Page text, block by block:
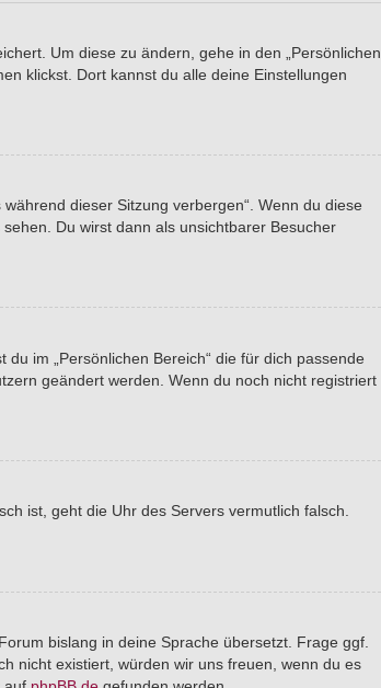
Um diese zu ändern, gehe in den „Persönlichen
klickst. Dort kannst du alle deine Einstellungen
dieser Sitzung verbergen“. Wenn du diese
Du wirst dann als unsichtbarer Besucher
im „Persönlichen Bereich“ die für dich passende
geändert werden. Wenn du noch nicht registriert
ist, geht die Uhr des Servers vermutlich falsch.
bislang in deine Sprache übersetzt. Frage ggf.
nicht existiert, würden wir uns freuen, wenn du es